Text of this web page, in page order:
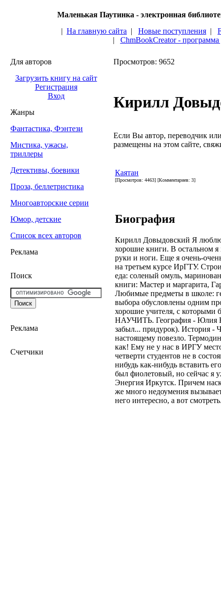
Маленькая Паутинка - электронная
| На главную сайта | Новые поступления |
| ChmBookCreator -
Для авторов
Загрузить книгу на сайт
Регистрация
Вход
Жанры
Фантастика, Фэнтези
Мистика, ужасы,
триллеры
Детективы, боевики
Проза, беллетристика
Многоавторские серии
Юмор, детские
Список всех авторов
Реклама
Поиск
Реклама
Счетчики
Просмотров: 9652
Кирилл
Если Вы автор, переводчик
размещены на этом сайте,
Каятан
[Просмотров: 4463] [Комментариев: 3]
Биография
Кирилл Довыдовский Я люблю
хорошие книги. В остальном я
руки и ноги. Еще я очень-
на третьем курсе ИрГТУ.
еда: соленый омуль,
книги: Мастер и маргарита,
Любимые предметы в школе:
выбора обусловлены одним
хорошие учителя, с которыми
НАУЧИТЬ. География - Юлия
забыл... придурок). История -
настоящему повезло.
как! Ему не у нас в ИРГУ
четверти студентов не в
нибудь как-нибудь вставить
был фиолетовый, но сейчас я
Энергия Иркутск. Причем
же много недоумения
него интересно, а вот